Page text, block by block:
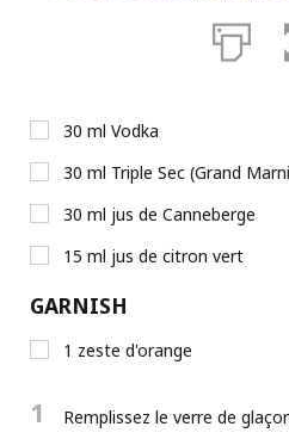
30 ml Vodka
30 ml Triple Sec (Grand
30 ml jus de Canneberge
15 ml jus de citron vert
GARNISH
1 zeste d'orange
1 Remplissez le verre de